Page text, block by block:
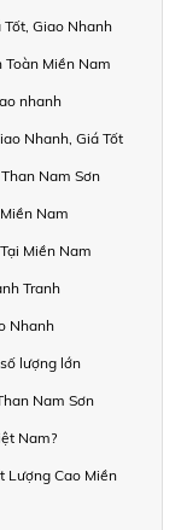
Giao Nhanh
Toàn Miền Nam
nhanh
Nhanh, Giá Tốt
Nam Sơn
Nam
Miền Nam
Tranh
Nhanh
lượng lớn
Nam Sơn
Nam?
Lượng Cao Miền